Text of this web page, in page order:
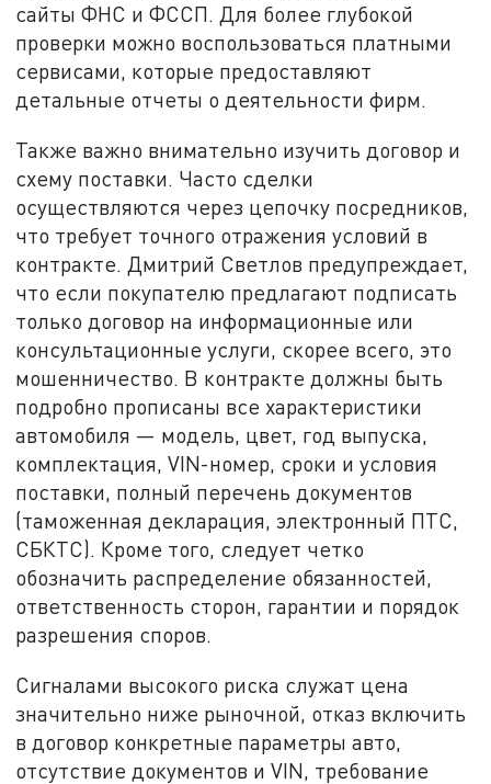
сайты ФНС и ФССП. Для более глубокой
проверки можно воспользоваться платными
сервисами, которые предоставляют
детальные отчеты о деятельности фирм.
Также важно внимательно изучить договор и
схему поставки. Часто сделки
осуществляются через цепочку посредников,
что требует точного отражения условий в
контракте. Дмитрий Светлов предупреждает,
что если покупателю предлагают подписать
только договор на информационные или
консультационные услуги, скорее всего, это
мошенничество. В контракте должны быть
подробно прописаны все характеристики
автомобиля — модель, цвет, год выпуска,
комплектация, VIN-номер, сроки и условия
поставки, полный перечень документов
(таможенная декларация, электронный ПТС,
СБКТС). Кроме того, следует четко
обозначить распределение обязанностей,
ответственность сторон, гарантии и порядок
разрешения споров.
Сигналами высокого риска служат цена
значительно ниже рыночной, отказ включить
в договор конкретные параметры авто,
отсутствие документов и VIN, требование